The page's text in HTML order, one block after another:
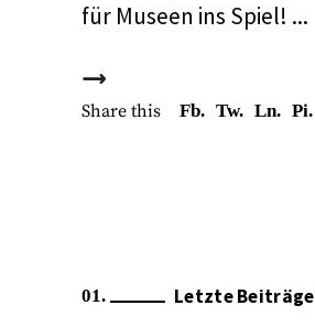
für Museen ins Spiel!
Share this Fb. Tw. Ln. Pi.
Letzte Beiträge